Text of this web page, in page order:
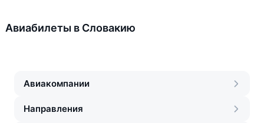
Авиабилеты в Словакию
Авиакомпании
Направления